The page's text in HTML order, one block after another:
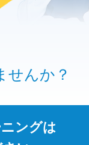
せんか？
ングは